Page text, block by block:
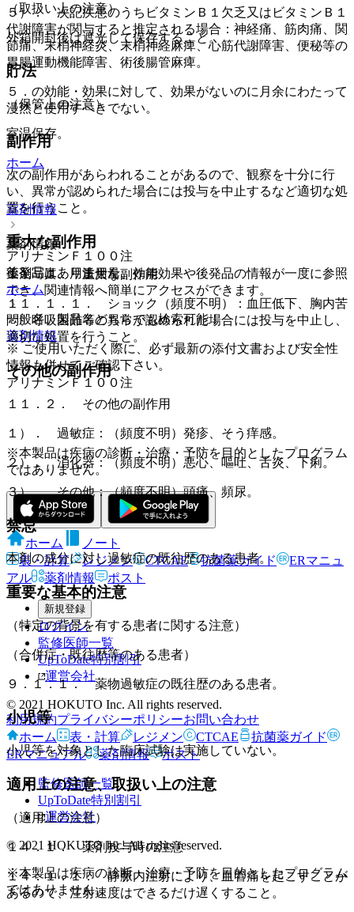
（取扱い上の注意）
外箱開封後は遮光して保存すること。
貯法
（保管上の注意）
室温保存。
ホーム
薬剤情報
アリナミンＦ１００注
後発品はありません
ホーム
薬剤情報
アリナミンＦ１００注
５）． 次記疾患のうちビタミンＢ１欠乏又はビタミンＢ１
代謝障害が関与すると推定される場合：神経痛、筋肉痛、関
節痛、末梢神経炎、末梢神経麻痺、心筋代謝障害、便秘等の
胃腸運動機能障害、術後腸管麻痺。
５．の効能・効果に対して、効果がないのに月余にわたって
漫然と使用すべきでない。
副作用
次の副作用があらわれることがあるので、観察を十分に行
い、異常が認められた場合には投与を中止するなど適切な処
置を行うこと。
重大な副作用
１１．１． 重大な副作用
１１．１．１． ショック（頻度不明）：血圧低下、胸内苦
悶、呼吸困難等の異常が認められた場合には投与を中止し、
適切な処置を行うこと。
その他の副作用
１１．２． その他の副作用
１）． 過敏症：（頻度不明）発疹、そう痒感。
２）． 消化器：（頻度不明）悪心、嘔吐、舌炎、下痢。
３）． その他：（頻度不明）頭痛、頻尿。
禁忌
本剤の成分に対し過敏症の既往歴のある患者。
重要な基本的注意
（特定の背景を有する患者に関する注意）
（合併症・既往歴等のある患者）
９．１．１． 薬物過敏症の既往歴のある患者。
小児等
小児等を対象とした臨床試験は実施していない。
適用上の注意、取扱い上の注意
（適用上の注意）
１４．１． 薬剤投与時の注意
１４．１．１． 静脈内注射により、血管痛を起こすことが
あるので、注射速度はできるだけ遅くすること。
薬剤情報
薬剤写真、用法用量、効能効果や後発品の情報が一度に参照
でき、関連情報へ簡単にアクセスができます。
一般名、製品名どちらでも検索可能！
※ ご使用いただく際に、必ず最新の添付文書および安全性
情報も併せてご確認下さい。
※本製品は疾病の診断・治療・予防を目的としたプログラム
ではありません。
ホーム
ノート
表・計算
レジメン CTCAE 抗菌薬ガイド
ERマニュ
アル
薬剤情報 ポスト
新規登録
ログイン
監修医師一覧
UpToDate特別割引
運営会社
© 2021 HOKUTO Inc. All rights reserved.
利用規約プライバシーポリシーお問い合わせ
ホーム
表・計算 レジメン CTCAE
抗菌薬ガイド
ERマニュアル
薬剤情報 ポスト
監修医師一覧
UpToDate特別割引
運営会社
© 2021 HOKUTO Inc. All rights reserved.
※本製品は疾病の診断・治療・予防を目的としたプログラム
ではありません。